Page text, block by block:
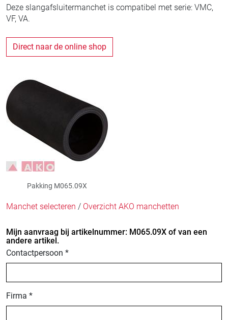
Deze slangafsluitermanchet is compatibel met serie: VMC,
VF, VA.
Direct naar de online shop
Pakking M065.09X
Manchet selecteren / Overzicht AKO manchetten
Mijn aanvraag bij artikelnummer: M065.09X of van een
andere artikel.
Contactpersoon *
Firma *